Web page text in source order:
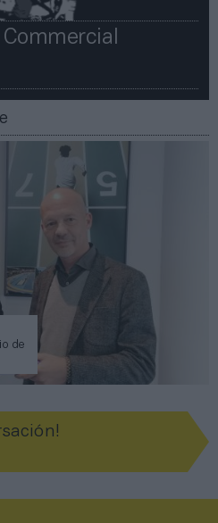
Commercial
de